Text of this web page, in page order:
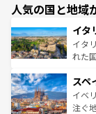
人気の国と地域
イタ
イタ
れた国
ろん
景な
ピザ
スペ
イベ
注ぐ